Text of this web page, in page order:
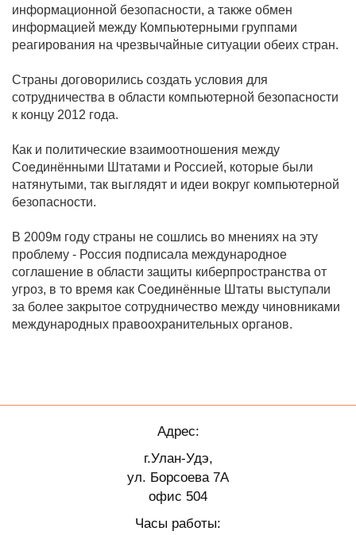
информационной безопасности, а также обмен
информацией между Компьютерными группами
реагирования на чрезвычайные ситуации обеих стран.
Страны договорились создать условия для
сотрудничества в области компьютерной безопасности
к концу 2012 года.
Как и политические взаимоотношения между
Соединёнными Штатами и Россией, которые были
натянутыми, так выглядят и идеи вокруг компьютерной
безопасности.
В 2009м году страны не сошлись во мнениях на эту
проблему - Россия подписала международное
соглашение в области защиты киберпространства от
угроз, в то время как Соединённые Штаты выступали
за более закрытое сотрудничество между чиновниками
международных правоохранительных органов.
Адрес:
г.Улан-Удэ,
ул. Борсоева 7А
офис 504
Часы работы: